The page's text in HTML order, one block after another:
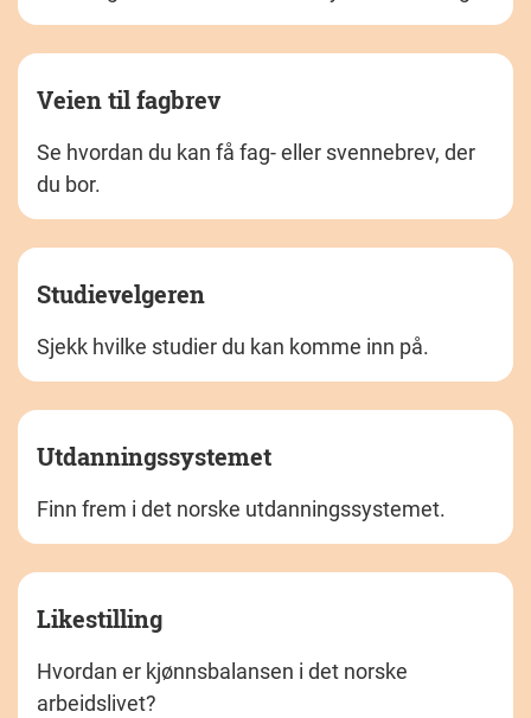
Veien til fagbrev
Se hvordan du kan få fag- eller svennebrev, der
du bor.
Studievelgeren
Sjekk hvilke studier du kan komme inn på.
Utdanningssystemet
Finn frem i det norske utdanningssystemet.
Likestilling
Hvordan er kjønnsbalansen i det norske
arbeidslivet?